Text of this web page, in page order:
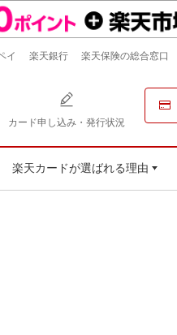
イ 楽天銀行 楽天保険の総合窓口
カード申し込み・発行状況
楽天カードが選ばれる理由